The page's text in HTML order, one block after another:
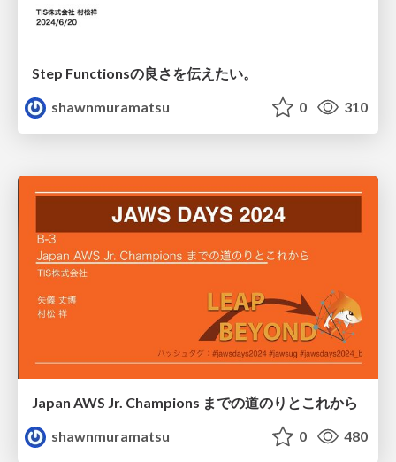
Step Functionsの良さを伝えたい。
shawnmuramatsu
0 310
Japan AWS Jr. Champions までの道のりとこれから
shawnmuramatsu
0 480